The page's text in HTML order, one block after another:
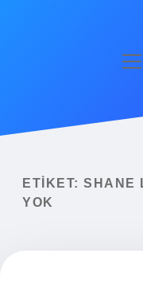
Yasal Uyarı
ETIKET: SHANE
YOK